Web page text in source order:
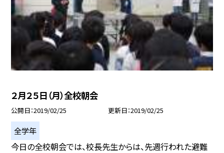
２月２５日（月）全校朝会
公開日 2019/02/25 更新日 2019/02/25
全学年
今日の全校朝会では、校長先生からは、先週行われた避難